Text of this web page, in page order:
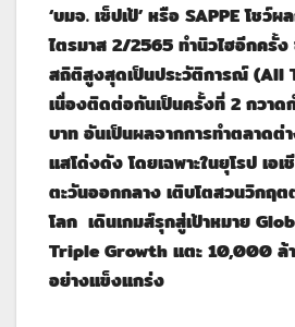
‘บมจ. เซ็ปเป้’ หรือ SAPPEโชว์ผ
ไตรมาส 2/2565 ทำนิวไฮอีกครั้ง
สถิติสูงสุดเป็นประวัติการณ์ (All
เนื่องติดต่อกันเป็นครั้งที่ 2 กวาด
บาท อันเป็นผลจากการทำตลาดต่
แสโด่งดัง โดยเฉพาะในยุโรป เอเ
ตะวันออกกลาง เติบโตสวนวิกฤต
โลก เดินเกมส์รุกสู่เป้าหมาย
Triple Growth แตะ 10,000 ล้
อย่างแข็งแกร่ง